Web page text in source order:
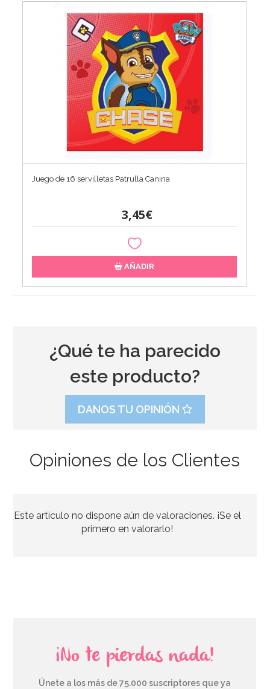
Juego de 16 servilletas Patrulla Canina
3,45€
AÑADIR
¿Qué te ha parecido
este producto?
DANOS TU OPINIÓN
Opiniones de los Clientes
Este artículo no dispone aún de valoraciones. ¡Se el
primero en valorarlo!
¡No te pierdas nada!
Únete a los más de 75.000 suscriptores que ya